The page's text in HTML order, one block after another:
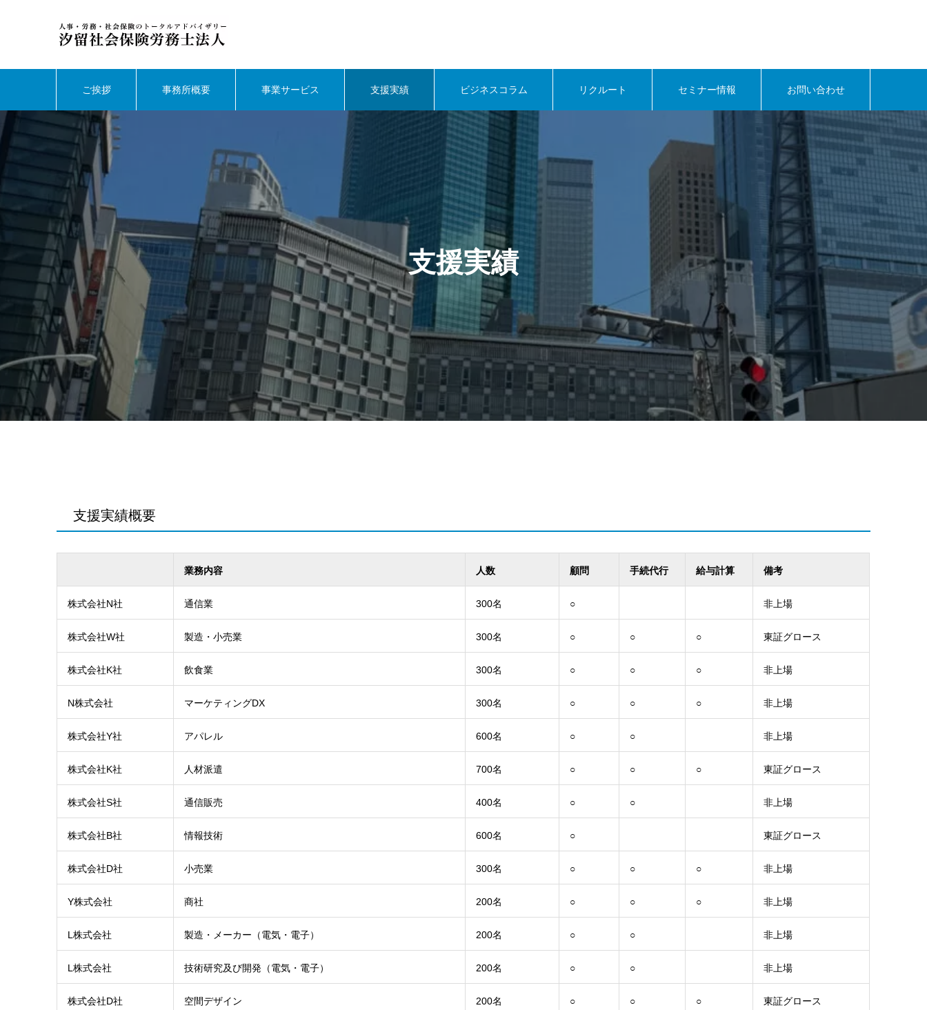
ご挨拶 事務所概要 事業サービス 支援実績 ビジネスコラム リクルート セミナー情報 お問い合わせ
支援実績
支援実績概要
業務内容 人数 顧問 手続代行 給与計算 備考
株式会社N社 通信業 300名 ○ 非上場
株式会社W社 製造・小売業 300名 ○ ○ ○ 東証グロース
株式会社K社 飲食業 300名 ○ ○ ○ 非上場
N株式会社 マーケティングDX 300名 ○ ○ ○ 非上場
株式会社Y社 アパレル 600名 ○ ○ 非上場
株式会社K社 人材派遣 700名 ○ ○ ○ 東証グロース
株式会社S社 通信販売 400名 ○ ○ 非上場
株式会社B社 情報技術 600名 ○ 東証グロース
株式会社D社 小売業 300名 ○ ○ ○ 非上場
Y株式会社 商社 200名 ○ ○ ○ 非上場
L株式会社 製造・メーカー（電気・電子） 200名 ○ ○ 非上場
L株式会社 技術研究及び開発（電気・電子） 200名 ○ ○ 非上場
株式会社D社 空間デザイン 200名 ○ ○ ○ 東証グロース